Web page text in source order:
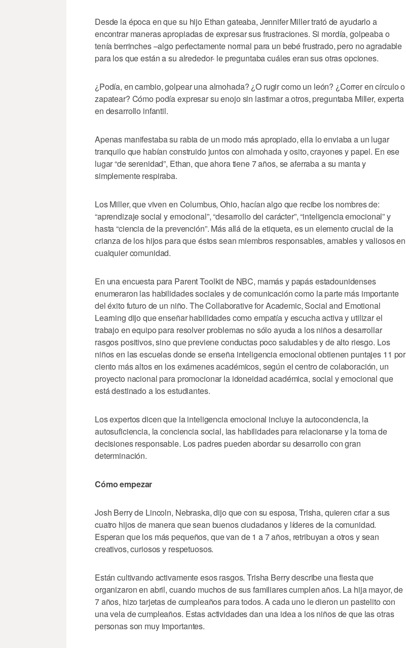
Desde la época en que su hijo Ethan gateaba, Jennifer Miller trató de ayudarlo a
encontrar maneras apropiadas de expresar sus frustraciones. Si mordía, golpeaba o
tenía berrinches –algo perfectamente normal para un bebé frustrado, pero no agradable
para los que están a su alrededor- le preguntaba cuáles eran sus otras opciones.
¿Podía, en cambio, golpear una almohada? ¿O rugir como un león? ¿Correr en círculo o
zapatear? Cómo podía expresar su enojo sin lastimar a otros, preguntaba Miller, experta
en desarrollo infantil.
Apenas manifestaba su rabia de un modo más apropiado, ella lo enviaba a un lugar
tranquilo que habían construido juntos con almohada y osito, crayones y papel. En ese
lugar “de serenidad”, Ethan, que ahora tiene 7 años, se aferraba a su manta y
simplemente respiraba.
Los Miller, que viven en Columbus, Ohio, hacían algo que recibe los nombres de:
“aprendizaje social y emocional”, “desarrollo del carácter”, “inteligencia emocional” y
hasta “ciencia de la prevención”. Más allá de la etiqueta, es un elemento crucial de la
crianza de los hijos para que éstos sean miembros responsables, amables y valiosos en
cualquier comunidad.
En una encuesta para Parent Toolkit de NBC, mamás y papás estadounidenses
enumeraron las habilidades sociales y de comunicación como la parte más importante
del éxito futuro de un niño. The Collaborative for Academic, Social and Emotional
Learning dijo que enseñar habilidades como empatía y escucha activa y utilizar el
trabajo en equipo para resolver problemas no sólo ayuda a los niños a desarrollar
rasgos positivos, sino que previene conductas poco saludables y de alto riesgo. Los
niños en las escuelas donde se enseña inteligencia emocional obtienen puntajes 11 por
ciento más altos en los exámenes académicos, según el centro de colaboración, un
proyecto nacional para promocionar la idoneidad académica, social y emocional que
está destinado a los estudiantes.
Los expertos dicen que la inteligencia emocional incluye la autoconciencia, la
autosuficiencia, la conciencia social, las habilidades para relacionarse y la toma de
decisiones responsable. Los padres pueden abordar su desarrollo con gran
determinación.
Cómo empezar
Josh Berry de Lincoln, Nebraska, dijo que con su esposa, Trisha, quieren criar a sus
cuatro hijos de manera que sean buenos ciudadanos y líderes de la comunidad.
Esperan que los más pequeños, que van de 1 a 7 años, retribuyan a otros y sean
creativos, curiosos y respetuosos.
Están cultivando activamente esos rasgos. Trisha Berry describe una fiesta que
organizaron en abril, cuando muchos de sus familiares cumplen años. La hija mayor, de
7 años, hizo tarjetas de cumpleaños para todos. A cada uno le dieron un pastelito con
una vela de cumpleaños. Estas actividades dan una idea a los niños de que las otras
personas son muy importantes.